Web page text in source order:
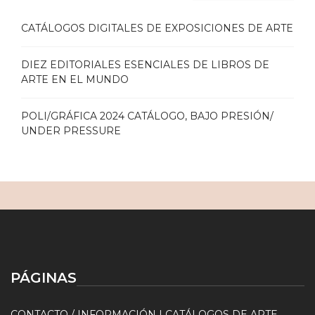
CATÁLOGOS DIGITALES DE EXPOSICIONES DE ARTE
DIEZ EDITORIALES ESENCIALES DE LIBROS DE
ARTE EN EL MUNDO
POLI/GRÁFICA 2024 CATÁLOGO, BAJO PRESIÓN/
UNDER PRESSURE
PÁGINAS